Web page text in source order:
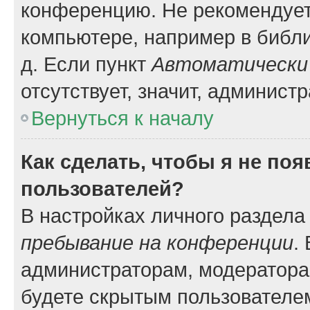
конференцию. Не
компьютере, например в
д. Если пункт
отсутствует, значит,
Вернуться к началу
Как сделать, чтобы я не
пользователей?
В настройках личного
пребывание на конференции.
администраторам,
будете скрытым